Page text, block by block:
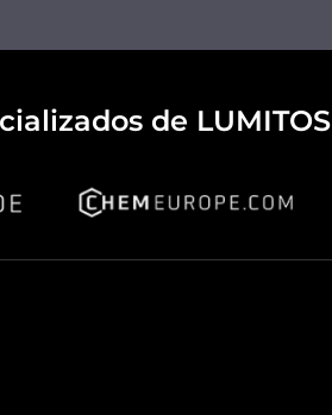
de LUMITOS